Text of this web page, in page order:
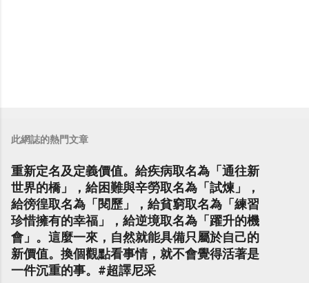
此網誌的熱門文章
重新定名及定義價值。給疾病取名為「通往新
世界的橋」，給困難與辛勞取名為「試煉」，
給徬徨取名為「閱歷」，給貧窮取名為「練習
珍惜擁有的幸福」，給逆境取名為「躍升的機
會」。這麼一來，自然就能具備只屬於自己的
新價值。換個觀點看事情，就不會覺得活著是
一件沉重的事。#超譯尼采